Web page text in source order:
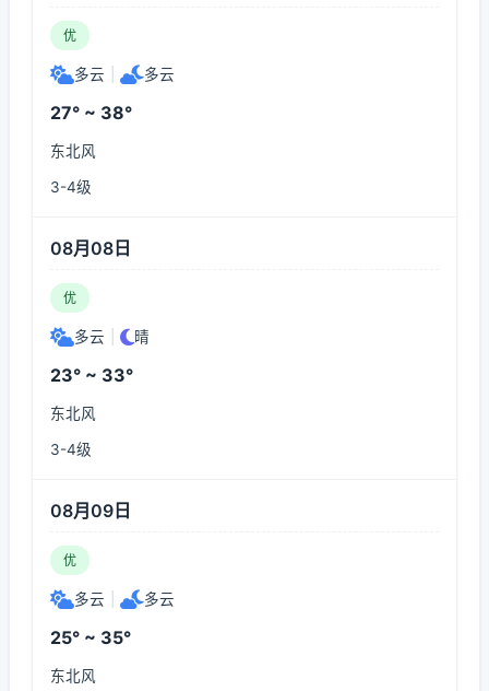
优
多云 多云
27° ~ 38°
东北风
3-4级
08月08日
优
多云 晴
23° ~ 33°
东北风
3-4级
08月09日
优
多云 多云
25° ~ 35°
东北风